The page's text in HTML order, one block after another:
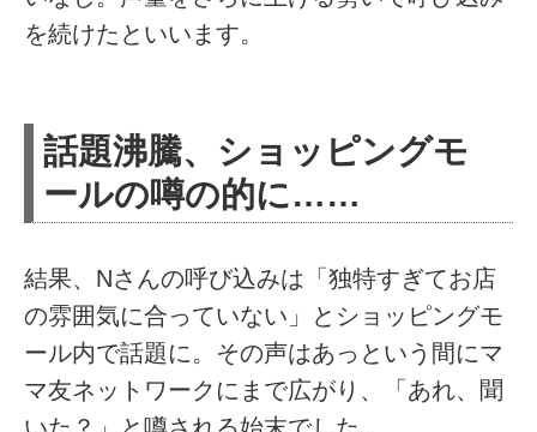
を続けたといいます。
話題沸騰、ショッピングモ
ールの噂の的に……
結果、Nさんの呼び込みは「独特すぎてお店
の雰囲気に合っていない」とショッピングモ
ール内で話題に。その声はあっという間にマ
マ友ネットワークにまで広がり、「あれ、聞